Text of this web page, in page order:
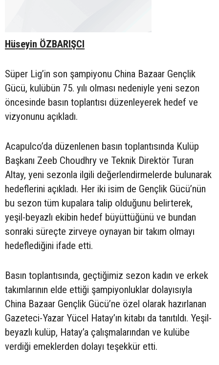
Hüseyin ÖZBARIŞCI
Süper Lig’in son şampiyonu China Bazaar Gençlik
Gücü, kulübün 75. yılı olması nedeniyle yeni sezon
öncesinde basın toplantısı düzenleyerek hedef ve
vizyonunu açıkladı.
Acapulco’da düzenlenen basın toplantısında Kulüp
Başkanı Zeeb Choudhry ve Teknik Direktör Turan
Altay, yeni sezonla ilgili değerlendirmelerde bulunarak
hedeflerini açıkladı. Her iki isim de Gençlik Gücü’nün
bu sezon tüm kupalara talip olduğunu belirterek,
yeşil-beyazlı ekibin hedef büyüttüğünü ve bundan
sonraki süreçte zirveye oynayan bir takım olmayı
hedeflediğini ifade etti.
Basın toplantısında, geçtiğimiz sezon kadın ve erkek
takımlarının elde ettiği şampiyonluklar dolayısıyla
China Bazaar Gençlik Gücü’ne özel olarak hazırlanan
Gazeteci-Yazar Yücel Hatay’ın kitabı da tanıtıldı. Yeşil-
beyazlı kulüp, Hatay’a çalışmalarından ve kulübe
verdiği emeklerden dolayı teşekkür etti.